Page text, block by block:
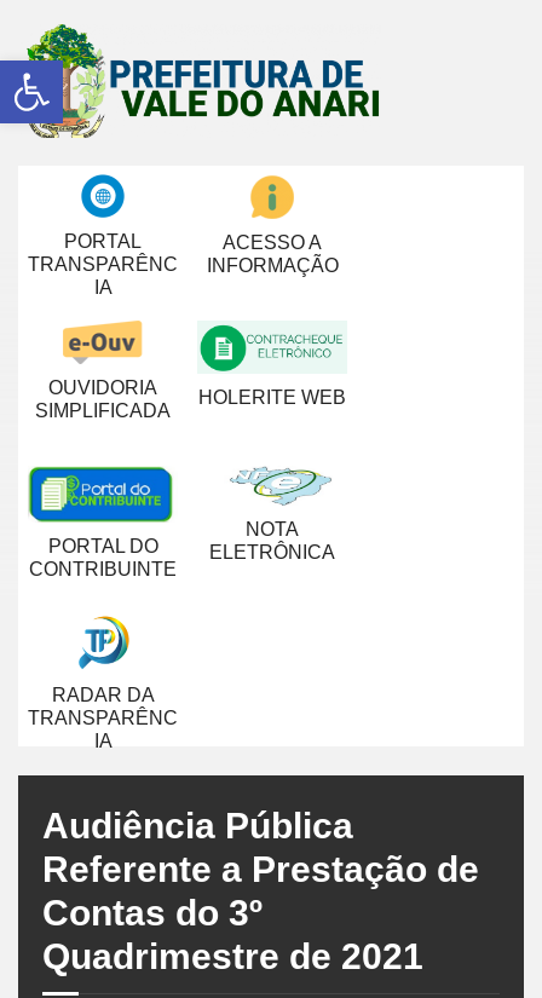
Abrir a barra de ferramentas
PORTAL
TRANSPARÊNC
IA
ACESSO A
INFORMAÇÃO
OUVIDORIA
SIMPLIFICADA
HOLERITE WEB
PORTAL DO
CONTRIBUINTE
NOTA
ELETRÔNICA
RADAR DA
TRANSPARÊNC
IA
Audiência Pública
Referente a Prestação de
Contas do 3º
Quadrimestre de 2021